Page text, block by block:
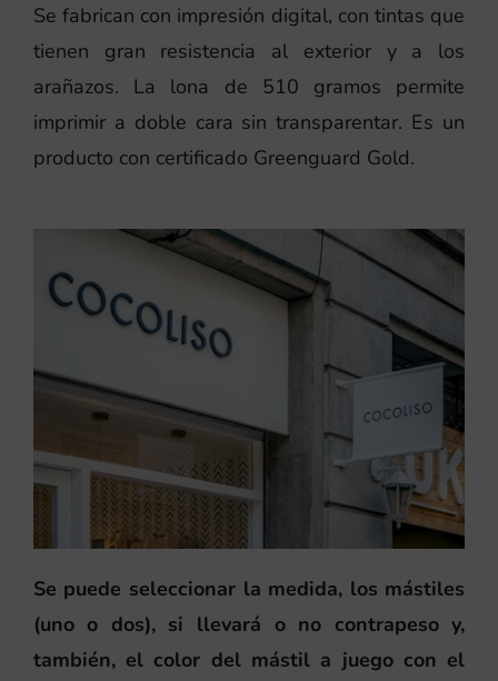
Se fabrican con impresión digital, con tintas que
tienen gran resistencia al exterior y a los
arañazos. La lona de 510 gramos permite
imprimir a doble cara sin transparentar. Es un
producto con certificado Greenguard Gold.
Se puede seleccionar la medida, los mástiles
(uno o dos), si llevará o no contrapeso y,
también, el color del mástil a juego con el